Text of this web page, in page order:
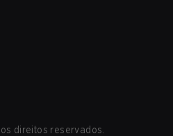
direitos reservados.